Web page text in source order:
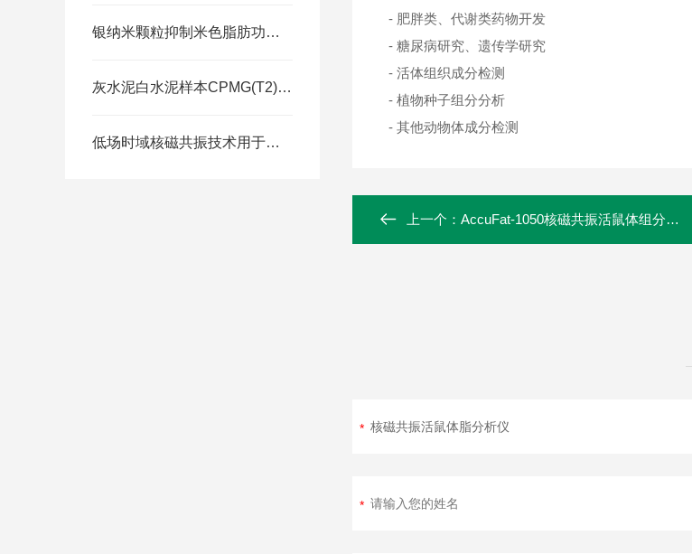
银纳米颗粒抑制米色脂肪功能，促进肥胖
灰水泥白水泥样本CPMG(T2)信号与反演谱
低场时域核磁共振技术用于植物种子/油料作物含油率检测 -大豆含油率检测
- 肥胖类、代谢类药物开发
- 糖尿病研究、遗传学研究
- 活体组织成分检测
- 植物种子组分分析
- 其他动物体成分检测
上一个： AccuFat-1050核磁共振活鼠体组分分析仪